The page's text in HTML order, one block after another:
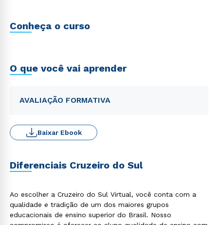
Conheça o curso
O que você vai aprender
AVALIAÇÃO FORMATIVA
Baixar Ebook
Diferenciais Cruzeiro do Sul
Ao escolher a Cruzeiro do Sul Virtual, você conta com a
qualidade e tradição de um dos maiores grupos
educacionais de ensino superior do Brasil. Nosso